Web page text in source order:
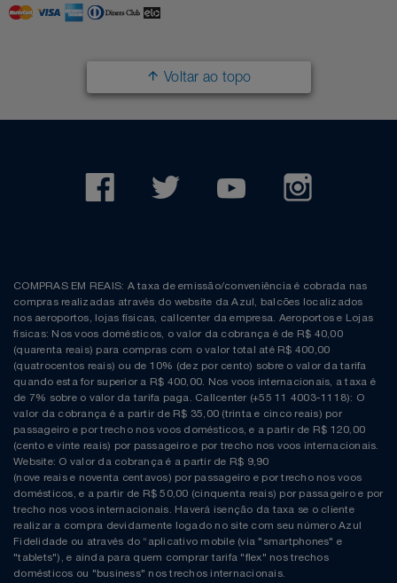
Voltar ao topo
COMPRAS EM REAIS: A taxa de emissão/conveniência é cobrada nas
compras realizadas através do website da Azul, balcões localizados
nos aeroportos, lojas físicas, callcenter da empresa. Aeroportos e Lojas
físicas: Nos voos domésticos, o valor da cobrança é de R$ 40,00
(quarenta reais) para compras com o valor total até R$ 400,00
(quatrocentos reais) ou de 10% (dez por cento) sobre o valor da tarifa
quando esta for superior a R$ 400,00. Nos voos internacionais, a taxa é
de 7% sobre o valor da tarifa paga. Callcenter (+55 11 4003-1118): O
valor da cobrança é a partir de R$ 35,00 (trinta e cinco reais) por
passageiro e por trecho nos voos domésticos, e a partir de R$ 120,00
(cento e vinte reais) por passageiro e por trecho nos voos internacionais.
Website: O valor da cobrança é a partir de R$ 9,90
(nove reais e noventa centavos) por passageiro e por trecho nos voos
domésticos, e a partir de R$ 50,00 (cinquenta reais) por passageiro e por
trecho nos voos internacionais. Haverá isenção da taxa se o cliente
realizar a compra devidamente logado no site com seu número Azul
Fidelidade ou através do “aplicativo mobile (via "smartphones" e
"tablets"), e ainda para quem comprar tarifa "flex" nos trechos
domésticos ou "business" nos trechos internacionais.